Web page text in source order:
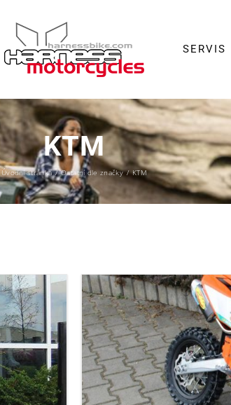
SERVIS
KTM
Úvodní stránka / Ostatní dle značky / KTM